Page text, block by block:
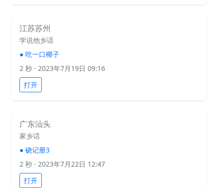
江苏苏州
学说他乡话
● 吃一口椰子
2 秒 · 2023年7月19日 09:16
打开
广东汕头
家乡话
● 硗记册3
2 秒 · 2023年7月22日 12:47
打开